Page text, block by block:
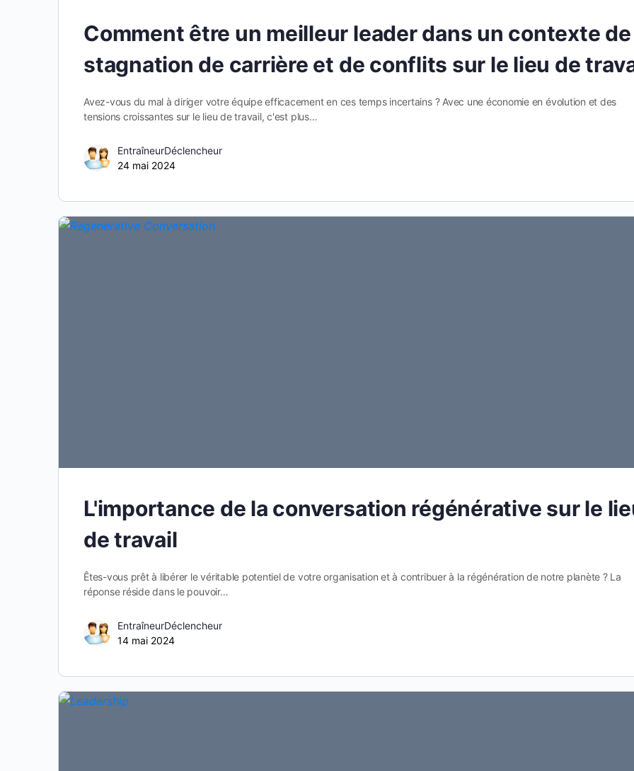
Comment être un meilleur leader dans un contexte de
stagnation de carrière et de conflits sur le lieu de
Avez-vous du mal à diriger votre équipe efficacement en ces temps incertains ? Avec une économie en évolution et des
tensions croissantes sur le lieu de travail, c'est plus…
EntraîneurDéclencheur
24 mai 2024
L'importance de la conversation régénérative sur le
de travail
Êtes-vous prêt à libérer le véritable potentiel de votre organisation et à contribuer à la régénération de notre planète ? La
réponse réside dans le pouvoir…
EntraîneurDéclencheur
14 mai 2024